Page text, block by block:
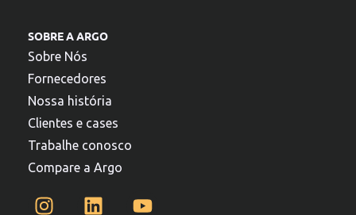
SOBRE A ARGO
Sobre Nós
Fornecedores
Nossa história
Clientes e cases
Trabalhe conosco
Compare a Argo